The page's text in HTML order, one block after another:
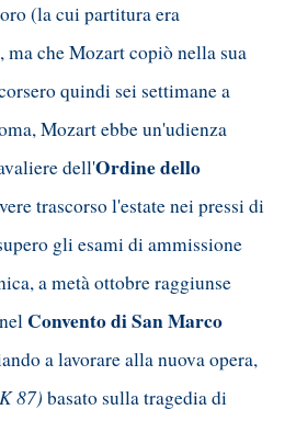
(la cui partitura era
ma che Mozart copiò nella sua
quindi sei settimane a
Mozart ebbe un'udienza
dell'Ordine dello
trascorso l'estate nei pressi di
gli esami di ammissione
a metà ottobre raggiunse
Convento di San Marco
a lavorare alla nuova opera,
87) basato sulla tragedia di